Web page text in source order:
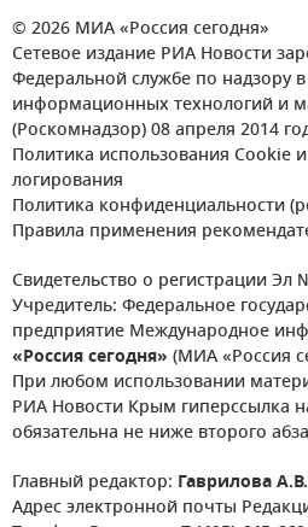
© 2026 МИА «Россия сегодня»
Сетевое издание РИА Новости
Федеральной службе по надзору
информационных технологий и
(Роскомнадзор) 08 апреля 2014
Политика использования Cookie
логирования
Политика конфиденциальности
Правила применения
Свидетельство о регистрации Эл
Учредитель: Федеральное
предприятие Международное
«Россия сегодня» (МИА «Россия
При любом использовании
РИА Новости Крым гиперссылка
обязательна не ниже второго
Главный редактор: Гаврилова А.В.
Адрес электронной почты